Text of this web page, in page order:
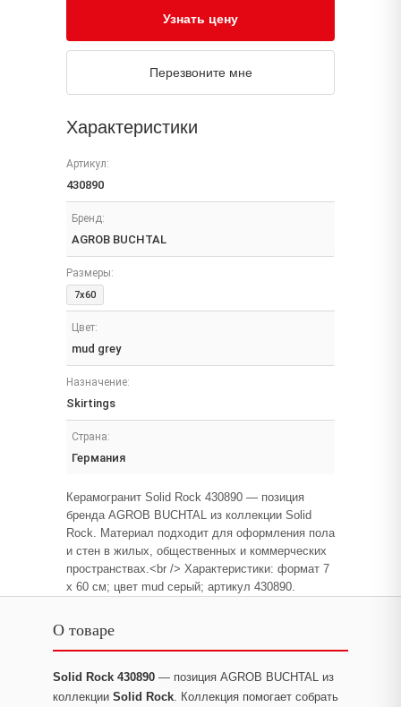
Узнать цену
Перезвоните мне
Характеристики
Артикул:
430890
Бренд:
AGROB BUCHTAL
Размеры:
7x60
Цвет:
mud grey
Назначение:
Skirtings
Страна:
Германия
Керамогранит Solid Rock 430890 — позиция
бренда AGROB BUCHTAL из коллекции Solid
Rock. Материал подходит для оформления пола
и стен в жилых, общественных и коммерческих
пространствах.<br /> Характеристики: формат 7
x 60 см; цвет mud серый; артикул 430890.
О товаре
Solid Rock 430890 — позиция AGROB BUCHTAL из
коллекции Solid Rock. Коллекция помогает собрать